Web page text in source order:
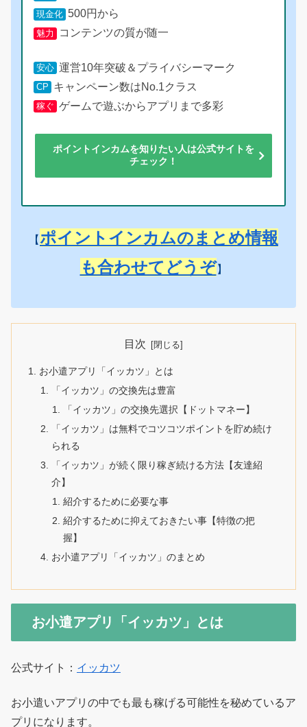
現金化 500円から
魅力 コンテンツの質が随一
安心 運営10年突破＆プライバシーマーク
CP キャンペーン数はNo.1クラス
稼ぐ ゲームで遊ぶからアプリまで多彩
ポイントインカムを知りたい人は公式サイトを
チェック！
【ポイントインカムのまとめ情報
も合わせてどうぞ 】
目次
お小遣アプリ「イッカツ」とは
「イッカツ」の交換先は豊富
「イッカツ」の交換先選択【ドットマネー】
「イッカツ」は無料でコツコツポイントを貯め続け
られる
「イッカツ」が続く限り稼ぎ続ける方法【友達紹
介】
紹介するために必要な事
紹介するために抑えておきたい事【特徴の把
握】
お小遣アプリ「イッカツ」のまとめ
お小遣アプリ「イッカツ」とは
公式サイト： イッカツ
お小遣いアプリの中でも最も稼げる可能性を秘めているア
プリになります。